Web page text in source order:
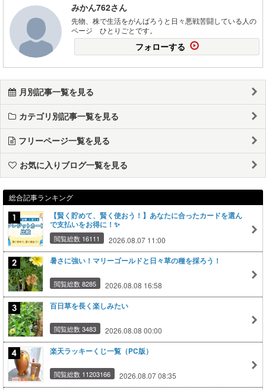
みかん762さん
先物、株で生活をがんばろうと日々悪戦苦闘している人の
ページ ひとりごとです。
フォローする
月別記事一覧を見る
カテゴリ別記事一覧を見る
フリーページ一覧を見る
お気に入りブログ一覧を見る
総合記事ランキング
【賢く貯めて、賢く使おう！】あなたに合ったカードを選ん
で支払いをお得に！✨
閲覧総数 16111 2026.08.07 11:00
暑さに強い！マリーゴールドと日々草の種を採ろう！
閲覧総数 8285 2026.08.08 16:58
百日草を長く楽しみたい
閲覧総数 3483 2026.08.08 00:00
楽天ラッキーくじ一覧（PC版）
閲覧総数 11203166 2026.08.07 08:35